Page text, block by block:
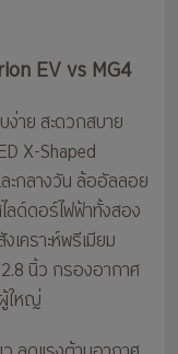
EV vs MG4
ง่าย สะดวกสบาย
X-Shaped
ะกลางวัน ล้ออัลลอย
ลด์ดอร์ไฟฟ้าทั้งสอง
เคราะห์พรีเมียม
นิ้ว กรองอากาศ
ใหญ่